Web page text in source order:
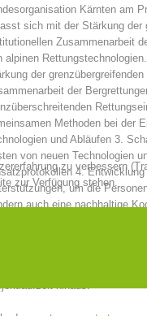
Prävention
Kärnten am
sich mit der Stärkung der
Zusammenarbeit
alpinen
der
der
Methoden bei der
und Abläufen 3.
von neuen Technologien
4.
um die
auch eine nachhaltige
hinaus.
zu verbessern
zur Verfügung stehen.